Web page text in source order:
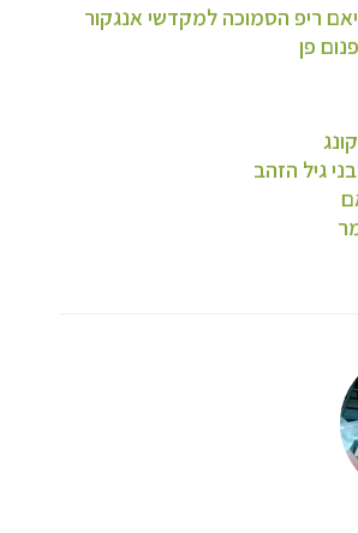
ריפ הסמוכה למקדשי אנגקור
פן
גיל הזהב